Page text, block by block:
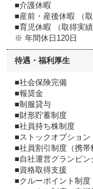
■介護休暇
■産前・産後休暇 （取
■育児休暇 （取得実績
※ 年間休日120日
待遇・福利厚生
■社会保険完備
■報奨金
■制服貸与
■財形貯蓄制度
■社員持ち株制度
■ストックオプション
■社員割引制度（携帯
■自社運営グランピン
■資格取得支援
■クルーポイント制度